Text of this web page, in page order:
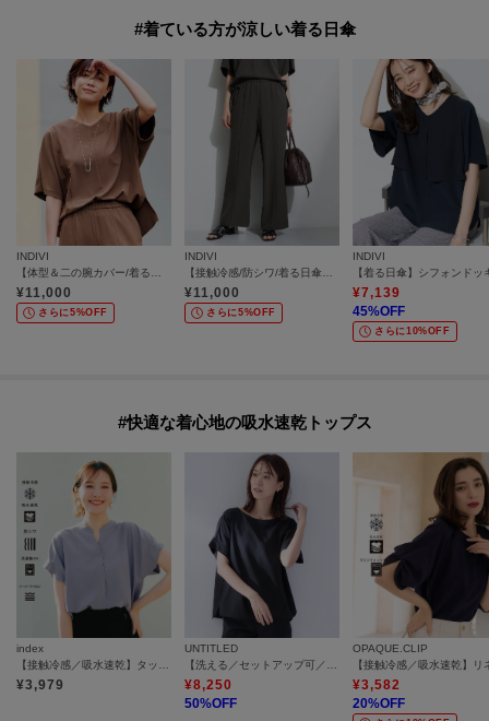
#着ている方が涼しい着る日傘
INDIVI
¥11,000
さらに5%OFF
INDIVI
¥11,000
さらに5%OFF
INDIVI
¥7,139
45%OFF
さらに10%OFF
#快適な着心地の吸水速乾トップス
index
【接触冷感／吸水速乾】タックスキッパーブラウス《防シワ／イージーアイロン／洗濯機OK／9col》
¥3,979
UNTITLED
【洗える／セットアップ可／吸水速乾】ボートネックTブラウス
¥8,250
50%OFF
OPAQUE.CLIP
¥3,582
20%OFF